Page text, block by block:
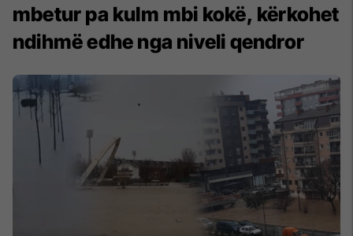
mbetur pa kulm mbi kokë, kërkohet
ndihmë edhe nga niveli qendror